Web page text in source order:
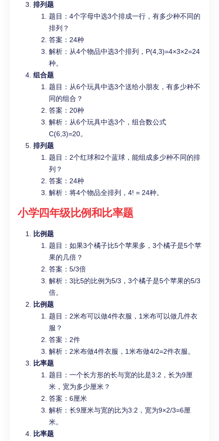
排列题
题目：4个字母中选3个排成一行，有多少种不同的
排列？
答案：24种
解析：从4个物品中选3个排列，P(4,3)=4×3×2=24
种。
组合题
题目：从6个玩具中选3个送给小朋友，有多少种不
同的组合？
答案：20种
解析：从6个玩具中选3个，组合数公式
C(6,3)=20。
排列题
题目：2个红球和2个蓝球，能组成多少种不同的排
列？
答案：24种
解析：将4个物品全排列，4! = 24种。
小学四年级比例和比率题
比例题
题目：如果3个橘子比5个苹果多，3个橘子是5个苹
果的几倍？
答案：5/3倍
解析：3比5的比例为5/3，3个橘子是5个苹果的5/3
倍。
比例题
题目：2米布可以做4件衣服，1米布可以做几件衣
服？
答案：2件
解析：2米布做4件衣服，1米布做4/2=2件衣服。
比率题
题目：一个长方形的长与宽的比是3:2，长为9厘
米，宽为多少厘米？
答案：6厘米
解析：长9厘米与宽的比为3:2，宽为9×2/3=6厘
米。
比率题